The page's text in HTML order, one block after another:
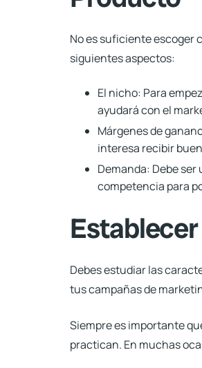
No es suficiente escoger
siguientes aspectos:
El nicho: Para
ayudará con el
Márgenes de
interesa recibir
Demanda: Debe ser
competencia para
Debes estudiar las
tus campañas de
Siempre es importante
practican. En muchas